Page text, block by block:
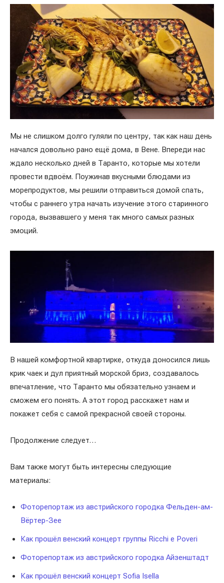
Мы не слишком долго гуляли по центру, так как наш день
начался довольно рано ещё дома, в Вене. Впереди нас
ждало несколько дней в Таранто, которые мы хотели
провести вдвоём. Поужинав вкусными блюдами из
морепродуктов, мы решили отправиться домой спать,
чтобы с раннего утра начать изучение этого старинного
города, вызвавшего у меня так много самых разных
эмоций.
В нашей комфортной квартирке, откуда доносился лишь
крик чаек и дул приятный морской бриз, создавалось
впечатление, что Таранто мы обязательно узнаем и
сможем его понять. А этот город расскажет нам и
покажет себя с самой прекрасной своей стороны.
Продолжение следует…
Вам также могут быть интересны следующие
материалы:
Фоторепортаж из австрийского городка Фельден-ам-
Вёртер-Зее
Как прошёл венский концерт группы Ricchi e Poveri
Фоторепортаж из австрийского городка Айзенштадт
Как прошёл венский концерт Sofia Isella